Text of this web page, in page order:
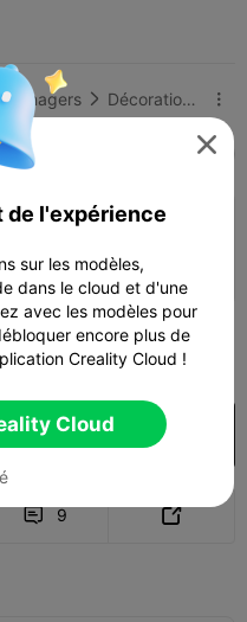
ménagers  Décorations et ornements pour la maison 
2 parois, 10 % de
 3 plates  243.80g

 9 

de l'expérience
sur les modèles,
dans le cloud et d'une
avec les modèles pour
encore plus de
Creality Cloud !
Cloud